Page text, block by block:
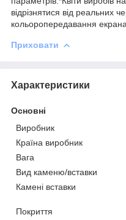
відрізнятися від реальних
кольоропередавання екрана
Приховати
Характеристики
Основні
Виробник
Країна виробник
Вага
Вид каменю/вставки
Камені вставки
Покриття